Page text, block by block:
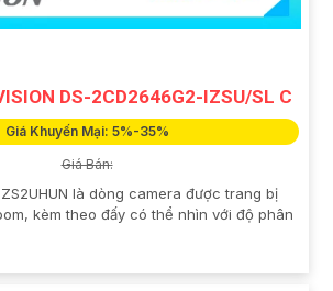
DS-2CD2646G2-IZSU/SL C
Giá Khuyến Mại: 5%-35%
Giá Bán:
là dòng camera được trang bị
kèm theo đấy có thể nhìn với độ phân